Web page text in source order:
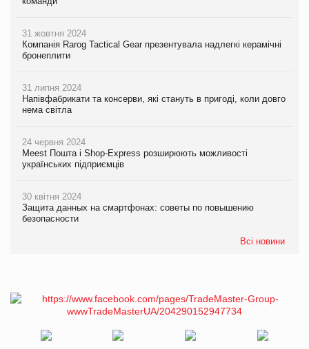
31 жовтня 2024
Компанія Rarog Tactical Gear презентувала надлегкі керамічні
бронеплити
31 липня 2024
Напівфабрикати та консерви, які стануть в пригоді, коли довго
нема світла
24 червня 2024
Meest Пошта і Shop-Express розширюють можливості
українських підприємців
30 квітня 2024
Защита данных на смартфонах: советы по повышению
безопасности
Всі новини